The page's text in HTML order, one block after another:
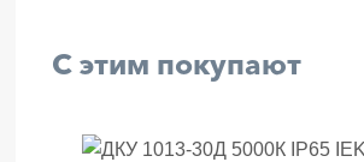
С этим покупают